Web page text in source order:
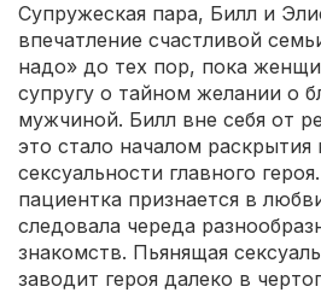
Супружеская пара, Билл и
впечатление счастливой
надо» до тех пор, пока
супругу о тайном желании о
мужчиной. Билл вне себя от
это стало началом раскрытия
сексуальности главного
пациентка признается в
следовала череда
знакомств. Пьянящая
заводит героя далеко в